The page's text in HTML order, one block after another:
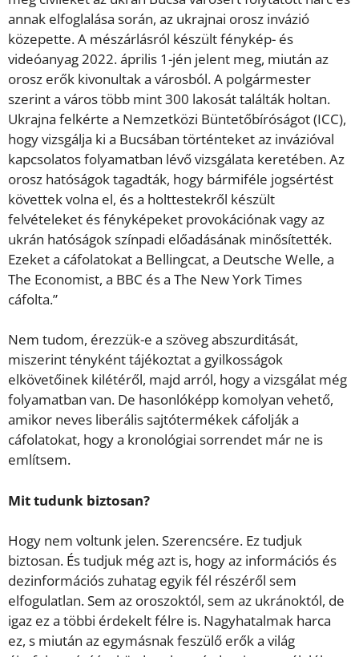
annak elfoglalása során, az ukrajnai orosz invázió
közepette. A mészárlásról készült fénykép- és
videóanyag 2022. április 1-jén jelent meg, miután az
orosz erők kivonultak a városból. A polgármester
szerint a város több mint 300 lakosát találták holtan.
Ukrajna felkérte a Nemzetközi Büntetőbíróságot (ICC),
hogy vizsgálja ki a Bucsában történteket az invázióval
kapcsolatos folyamatban lévő vizsgálata keretében. Az
orosz hatóságok tagadták, hogy bármiféle jogsértést
követtek volna el, és a holttestekről készült
felvételeket és fényképeket provokációnak vagy az
ukrán hatóságok színpadi előadásának minősítették.
Ezeket a cáfolatokat a Bellingcat, a Deutsche Welle, a
The Economist, a BBC és a The New York Times
cáfolta.”
Nem tudom, érezzük-e a szöveg abszurditását,
miszerint tényként tájékoztat a gyilkosságok
elkövetőinek kilétéről, majd arról, hogy a vizsgálat még
folyamatban van. De hasonlóképp komolyan vehető,
amikor neves liberális sajtótermékek cáfolják a
cáfolatokat, hogy a kronológiai sorrendet már ne is
említsem.
Mit tudunk biztosan?
Hogy nem voltunk jelen. Szerencsére. Ez tudjuk
biztosan. És tudjuk még azt is, hogy az információs és
dezinformációs zuhatag egyik fél részéről sem
elfogulatlan. Sem az oroszoktól, sem az ukránoktól, de
igaz ez a többi érdekelt félre is. Nagyhatalmak harca
ez, s miután az egymásnak feszülő erők a világ